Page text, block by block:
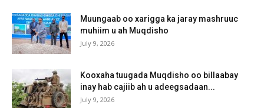
Muungaab oo xarigga ka jaray mashruuc
muhiim u ah Muqdisho
July 9, 2026
Kooxaha tuugada Muqdisho oo billaabay
inay hab cajiib ah u adeegsadaan...
July 9, 2026